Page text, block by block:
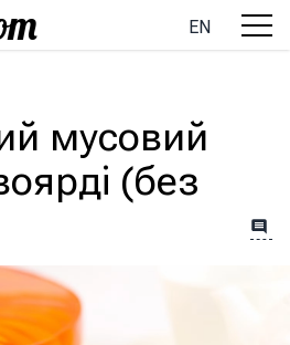
EN
мусовий
(без